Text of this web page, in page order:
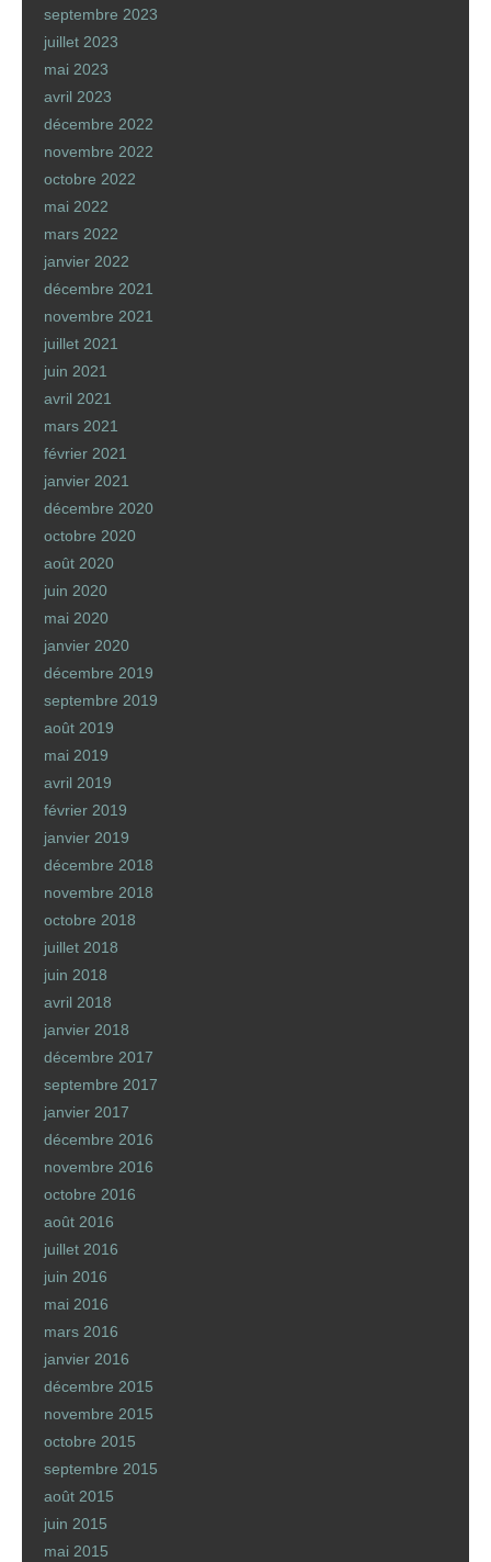
septembre 2023
juillet 2023
mai 2023
avril 2023
décembre 2022
novembre 2022
octobre 2022
mai 2022
mars 2022
janvier 2022
décembre 2021
novembre 2021
juillet 2021
juin 2021
avril 2021
mars 2021
février 2021
janvier 2021
décembre 2020
octobre 2020
août 2020
juin 2020
mai 2020
janvier 2020
décembre 2019
septembre 2019
août 2019
mai 2019
avril 2019
février 2019
janvier 2019
décembre 2018
novembre 2018
octobre 2018
juillet 2018
juin 2018
avril 2018
janvier 2018
décembre 2017
septembre 2017
janvier 2017
décembre 2016
novembre 2016
octobre 2016
août 2016
juillet 2016
juin 2016
mai 2016
mars 2016
janvier 2016
décembre 2015
novembre 2015
octobre 2015
septembre 2015
août 2015
juin 2015
mai 2015